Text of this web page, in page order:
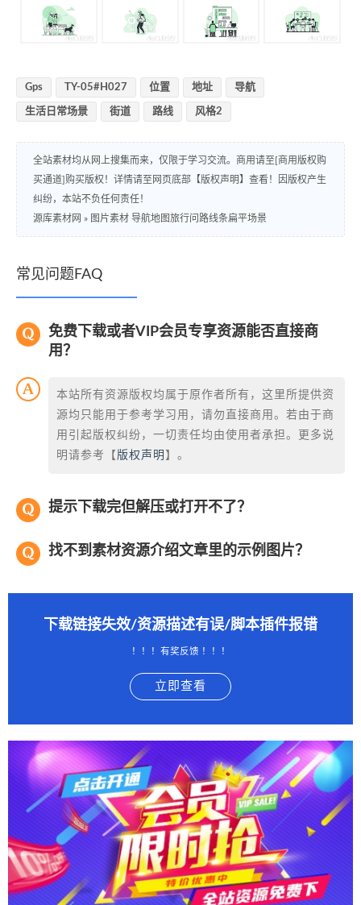
Gps TY-05#H027 位置 地址 导航
生活日常场景 街道 路线 风格2
全站素材均从网上搜集而来，仅限于学习交流。商用请至[商用版权购
买通道]购买版权！详情请至网页底部【版权声明】查看！因版权产生
纠纷，本站不负任何责任！
源库素材网 » 图片素材 导航地图旅行问路线条扁平场景
常见问题FAQ
免费下载或者VIP会员专享资源能否直接商
用？
本站所有资源版权均属于原作者所有，这里所提供资
源均只能用于参考学习用，请勿直接商用。若由于商
用引起版权纠纷，一切责任均由使用者承担。更多说
明请参考【 版权声明 】。
提示下载完但解压或打开不了？
找不到素材资源介绍文章里的示例图片？
下载链接失效/资源描述有误/脚本插件报错
！！！有奖反馈 ！！！
立即查看